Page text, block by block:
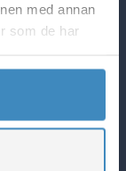
med annan
som de har